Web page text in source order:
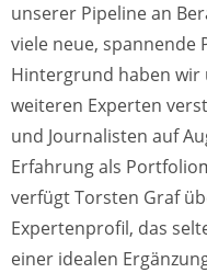
unserer Pipeline an
viele neue, spannende
Hintergrund haben wir
weiteren Experten
und Journalisten auf
Erfahrung als
verfügt Torsten Graf
Expertenprofil, das
einer idealen